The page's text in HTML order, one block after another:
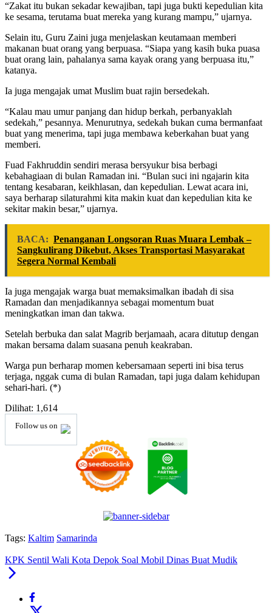
“Zakat itu bukan sekadar kewajiban, tapi juga bukti kepedulian kita
ke sesama, terutama buat mereka yang kurang mampu,” ujarnya.
Selain itu, Guru Zaini juga menjelaskan keutamaan memberi
makanan buat orang yang berpuasa. “Siapa yang kasih buka puasa
buat orang lain, pahalanya sama kayak orang yang berpuasa itu,”
katanya.
Ia juga mengajak umat Muslim buat rajin bersedekah.
“Kalau mau umur panjang dan hidup berkah, perbanyaklah
sedekah,” pesannya. Menurutnya, sedekah bukan cuma bermanfaat
buat yang menerima, tapi juga membawa keberkahan buat yang
memberi.
Fuad Fakhruddin sendiri merasa bersyukur bisa berbagi
kebahagiaan di bulan Ramadan ini. “Bulan suci ini ngajarin kita
tentang kesabaran, keikhlasan, dan kepedulian. Lewat acara ini,
saya berharap silaturahmi kita makin kuat dan kepedulian kita ke
sekitar makin besar,” ujarnya.
BACA: Penanganan Longsoran Ruas Muara Lembak –
Sangkulirang Dikebut, Akses Transportasi Masyarakat
Segera Normal Kembali
Ia juga mengajak warga buat memaksimalkan ibadah di sisa
Ramadan dan menjadikannya sebagai momentum buat
meningkatkan iman dan takwa.
Setelah berbuka dan salat Magrib berjamaah, acara ditutup dengan
makan bersama dalam suasana penuh keakraban.
Warga pun berharap momen kebersamaan seperti ini bisa terus
terjaga, nggak cuma di bulan Ramadan, tapi juga dalam kehidupan
sehari-hari. (*)
Dilihat: 1,614
Follow us on
Tags: Kaltim Samarinda
KPK Sentil Wali Kota Depok Soal Mobil Dinas Buat Mudik